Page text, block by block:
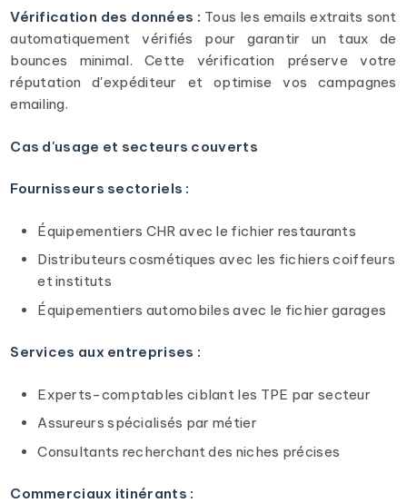
Vérification des données : Tous les emails extraits sont
automatiquement vérifiés pour garantir un taux de
bounces minimal. Cette vérification préserve votre
réputation d'expéditeur et optimise vos campagnes
emailing.
Cas d'usage et secteurs couverts
Fournisseurs sectoriels :
Équipementiers CHR avec le fichier restaurants
Distributeurs cosmétiques avec les fichiers coiffeurs
et instituts
Équipementiers automobiles avec le fichier garages
Services aux entreprises :
Experts-comptables ciblant les TPE par secteur
Assureurs spécialisés par métier
Consultants recherchant des niches précises
Commerciaux itinérants :